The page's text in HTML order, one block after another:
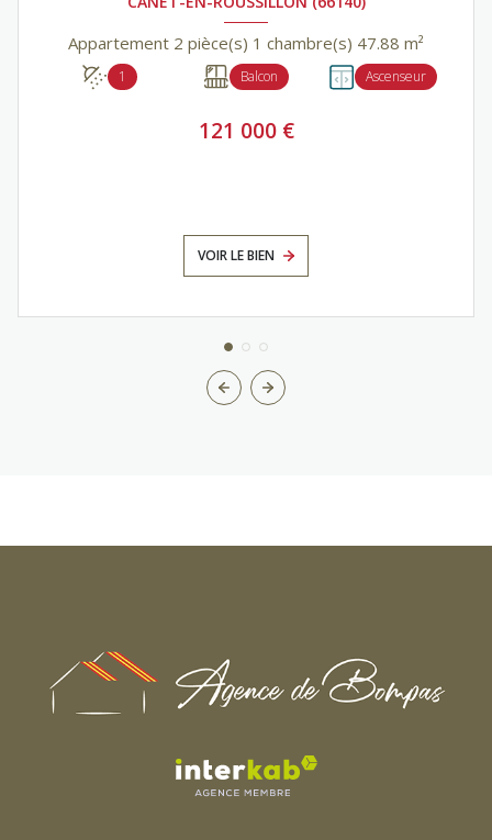
Appartement 2 pièce(s) 1 chambre(s) 47.88 m²
1 Balcon Ascenseur
121 000 €
VOIR LE BIEN